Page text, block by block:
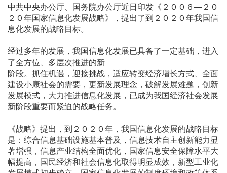
中共中央办公厅、国务院办公厅近日印发《２００６―２０
２０年国家信息化发展战略》，提出了到２０２０年我国信
息化发展的战略目标。
经过多年的发展，我国信息化发展已具备了一定基础，进入
了全方位、多层次推进的新
阶段。抓住机遇，迎接挑战，适应转变经济增长方式、全面
建设小康社会的需要，更新发展理念，破解发展难题，创新
发展模式，大力推进信息化发展，已成为我国经济社会发展
新阶段重要而紧迫的战略任务。
《战略》提出，到２０２０年，我国信息化发展的战略目标
是：综合信息基础设施基本普及，信息技术自主创新能力显
著增强，信息产业结构全面优化，国家信息安全保障水平大
幅提高，国民经济和社会信息化取得明显成效，新型工业化